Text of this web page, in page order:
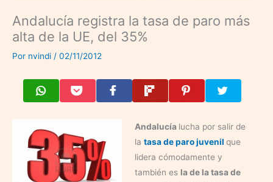
Andalucía registra la tasa de paro más
alta de la UE, del 35%
Por nvindi / 02/11/2012
Andalucía lucha por salir de
la tasa de paro juvenil que
lidera cómodamente y
también es la de la tasa de